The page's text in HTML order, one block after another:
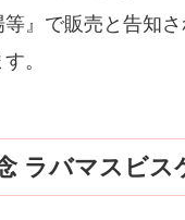
』で販売と告知
。
ラバマスビス